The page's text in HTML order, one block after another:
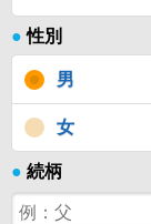
● 性別
男
女
● 続柄